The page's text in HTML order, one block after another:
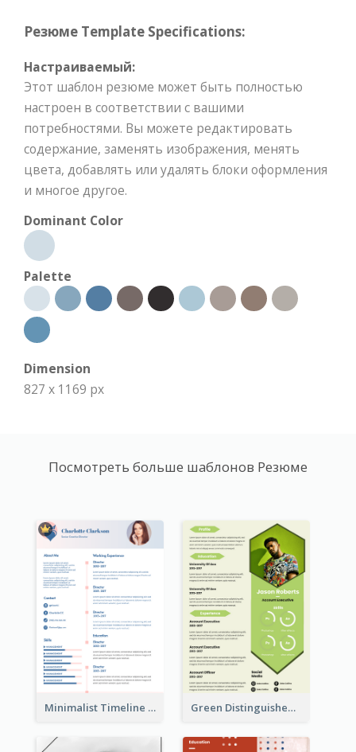
Резюме Template Specifications:
Настраиваемый:
Этот шаблон резюме может быть полностью
настроен в соответствии с вашими
потребностями. Вы можете редактировать
содержание, заменять изображения, менять
цвета, добавлять или удалять блоки оформления
и многое другое.
Dominant Color
Palette
Dimension
827 x 1169 px
Посмотреть больше шаблонов Резюме
Minimalist Timeline Medical Student Resume Green Distinguished Resume